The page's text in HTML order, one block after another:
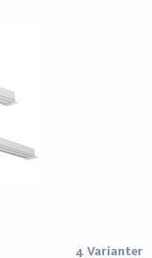
eller
4 Varianter